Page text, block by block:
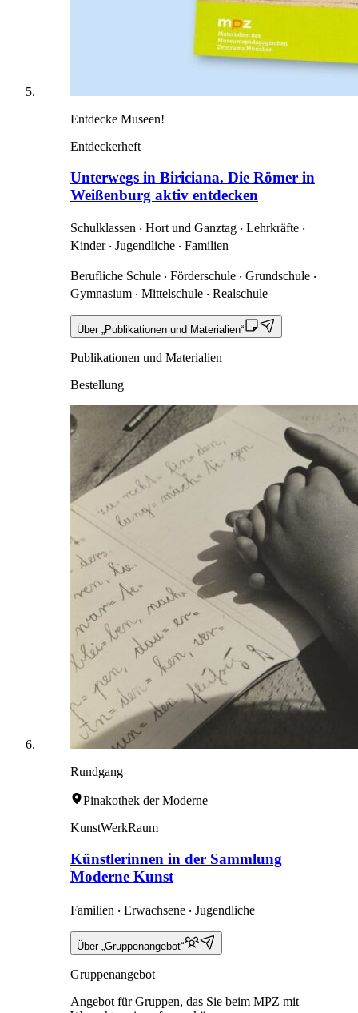
Entdecke Museen!
Entdeckerheft
Unterwegs in Biriciana. Die Römer in
Weißenburg aktiv entdecken
Schulklassen ‧ Hort und Ganztag ‧ Lehrkräfte ‧
Kinder ‧ Jugendliche ‧ Familien
Berufliche Schule ‧ Förderschule ‧ Grundschule ‧
Gymnasium ‧ Mittelschule ‧ Realschule
Über „Publikationen und Materialien“
Publikationen und Materialien
Bestellung
Rundgang
Pinakothek der Moderne
KunstWerkRaum
Künstlerinnen in der Sammlung
Moderne Kunst
Familien ‧ Erwachsene ‧ Jugendliche
Über „Gruppenangebot“
Gruppenangebot
Angebot für Gruppen, das Sie beim MPZ mit